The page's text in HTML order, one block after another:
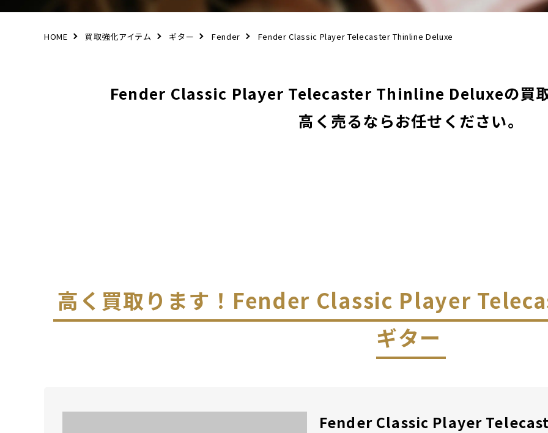
HOME 買取強化アイテム ギター Fender Fender Classic Player Telecaster Thinline Deluxe
Fender Classic Player Telecaster Thinline Deluxeの買取
高く売るならお任せください。
高く買取ります！ Fender Classic Player
ギター
Fender Classic Player